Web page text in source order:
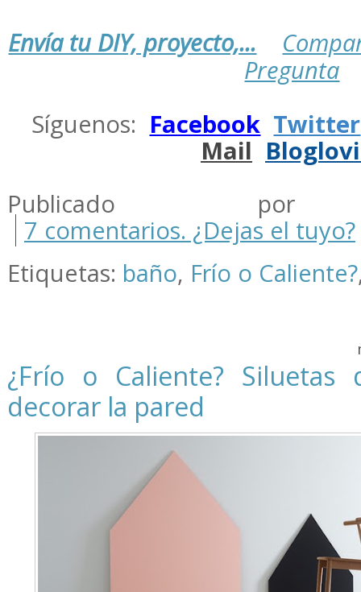
Envía tu DIY, proyecto,...
Pregunta
Síguenos: Facebook Twitter
Mail
Publicado por
7 comentarios. ¿Dejas el tuyo?
Etiquetas: baño, Frío o Caliente?
¿Frío o Caliente? Siluetas
decorar la pared